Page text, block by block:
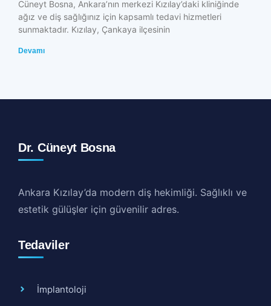
Cüneyt Bosna, Ankara’nın merkezi Kızılay’daki kliniğinde
ağız ve diş sağlığınız için kapsamlı tedavi hizmetleri
sunmaktadır. Kızılay, Çankaya ilçesinin
Devamı
Dr. Cüneyt Bosna
Ankara Kızılay’da modern diş hekimliği. Sağlıklı ve
estetik gülüşler için güvenilir adres.
Tedaviler
İmplantoloji